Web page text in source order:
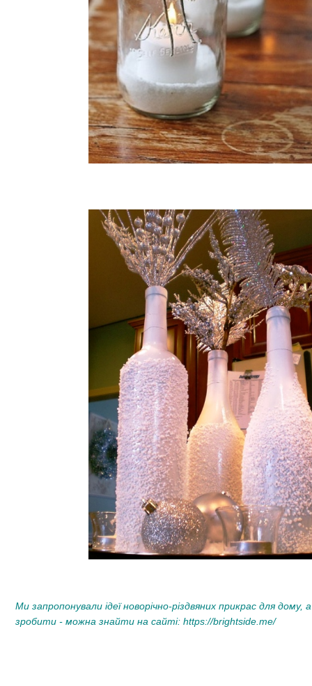
Ми запропонували ідеї новорічно-різдвяних прикрас для дому,
зробити - можна знайти на сайті: https://brightside.me/